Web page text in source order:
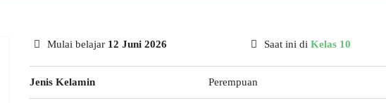
Mulai belajar 12 Juni 2026 Saat ini di Kelas 10
Jenis Kelamin Perempuan